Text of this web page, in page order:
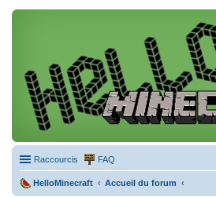
Raccourcis FAQ
HelloMinecraft Accueil du forum